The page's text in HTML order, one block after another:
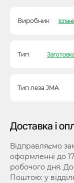
Виробник
Тип
Тип леза JMA
Доставка і
Відправляємо
оформленні до
робочого дня.
Поштою: у